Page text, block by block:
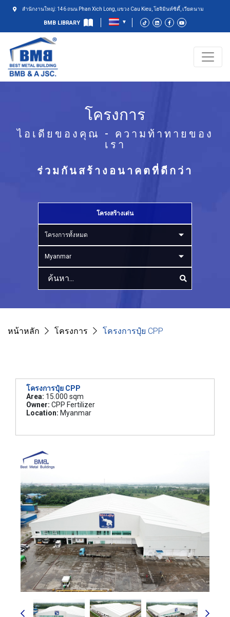
สำนักงานใหญ่: 146 ถนน Phan Xich Long, แขวง Cau Kieu, โฮจิมินห์ซิตี้, เวียดนาม
BMB LIBRARY
โครงการ
ไอเดียของคุณ - ความท้าทายของ
เรา
ร่วมกันสร้างอนาคตที่ดีกว่า
โครงสร้างเด่น
โครงการทั้งหมด
Myanmar
หน้าหลัก โครงการ โครงการปุ๋ย CPP
โครงการปุ๋ย CPP
Area: 15.000 sqm
Owner: CPP Fertilizer
Location: Myanmar